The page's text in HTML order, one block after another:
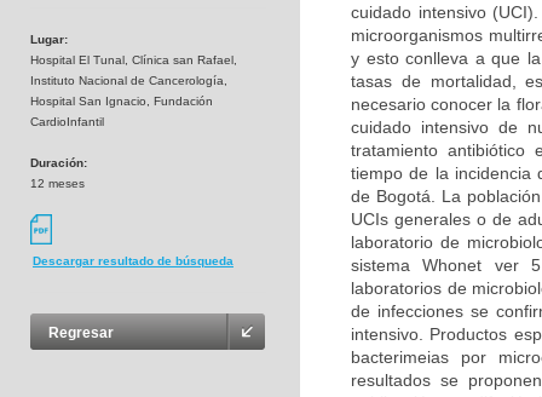
Lugar:
Hospital El Tunal, Clínica san Rafael,
Instituto Nacional de Cancerología,
Hospital San Ignacio, Fundación
CardioInfantil
Duración:
12 meses
Descargar resultado de búsqueda
Regresar
cuidado intensivo
microorganismos
y esto conlleva a que
tasas de mortalidad,
necesario conocer la
cuidado intensivo de
tratamiento antibiótico
tiempo de la incidencia
de Bogotá. La
UCIs generales o de
laboratorio de
sistema Whonet ver
laboratorios de
de infecciones se
intensivo. Productos
bacterimeias por
resultados se